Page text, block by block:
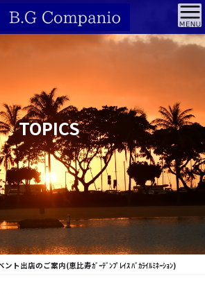
TOPICS
ント出店のご案内(恵比寿ｶﾞｰﾃﾞﾝﾌﾟﾚｲｽ ﾊﾞｶﾗｲﾙﾐﾈｰｼｮﾝ)